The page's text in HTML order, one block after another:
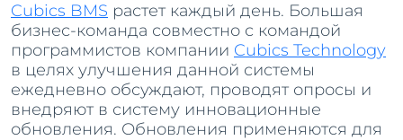
Cubics BMS растет каждый день. Большая
бизнес-команда совместно с командой
программистов компании Cubics Technology
в целях улучшения данной системы
ежедневно обсуждают, проводят опросы и
внедряют в систему инновационные
обновления. Обновления применяются для